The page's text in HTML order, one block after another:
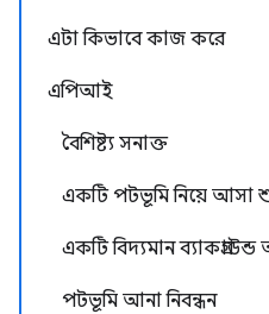
এটা কিভাবে কাজ করে
এপিআই
বৈশিষ্ট্য সনাক্ত
একটি পটভূমি নিয়ে আসা
একটি বিদ্যমান
পটভূমি আনা নিবন্ধন